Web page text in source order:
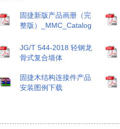
固捷新版产品画册（完
整版）_MMC_Catalog
JG/T 544-2018 轻钢龙
骨式复合墙体
固捷木结构连接件产品
安装图例下载